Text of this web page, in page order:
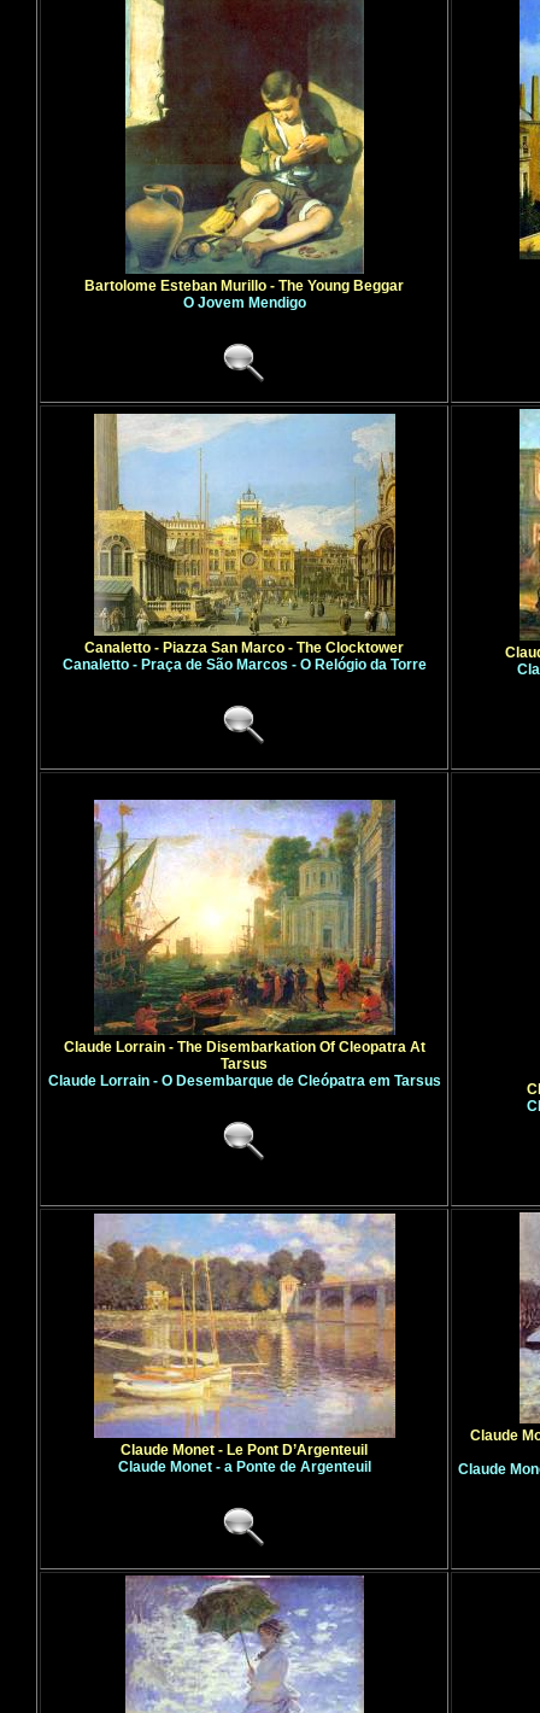
Bartolome Esteban Murillo - The Young Beggar
O Jovem Mendigo
Canaletto - Piazza San Marco - The Clocktower
Canaletto - Praça de São Marcos - O Relógio da Torre
Claude Lorrain - The Disembarkation Of Cleopatra At
Tarsus
Claude Lorrain - O Desembarque de Cleópatra em Tarsus
Claude Monet - Le Pont D’Argenteuil
Claude Monet - a Ponte de Argenteuil
Claude
Claude